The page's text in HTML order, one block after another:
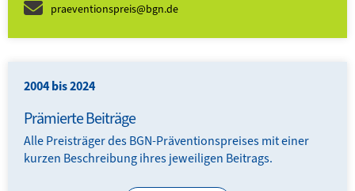
praeventionspreis@bgn.de
2004 bis 2024
Prämierte Beiträge
Alle Preisträger des BGN-Präventionspreises mit einer
kurzen Beschreibung ihres jeweiligen Beitrags.